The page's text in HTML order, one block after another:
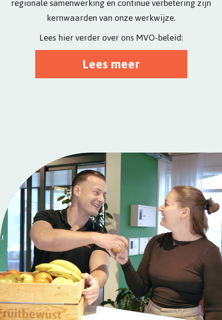
kernwaarden van onze werkwijze.
Lees hier verder over ons MVO-beleid:
Lees meer